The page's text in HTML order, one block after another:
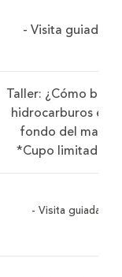
- Visita guiada.
Taller: ¿Cómo
hidrocarburos en
fondo del mar?
*Cupo limitados.
- Visita guiada.